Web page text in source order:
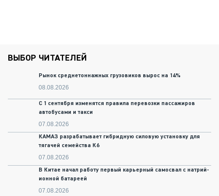
ВЫБОР ЧИТАТЕЛЕЙ
Рынок среднетоннажных грузовиков вырос на 14%
08.08.2026
С 1 сентября изменятся правила перевозки пассажиров
автобусами и такси
07.08.2026
КАМАЗ разрабатывает гибридную силовую установку для
тягачей семейства К6
07.08.2026
В Китае начал работу первый карьерный самосвал с натрий-
ионной батареей
07.08.2026